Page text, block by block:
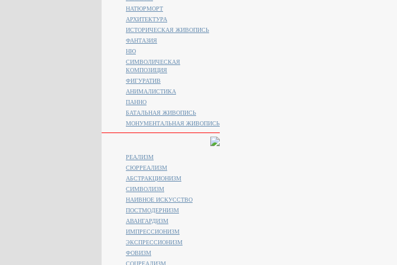
НАТЮРМОРТ
АРХИТЕКТУРА
ИСТОРИЧЕСКАЯ ЖИВОПИСЬ
ФАНТАЗИЯ
НЮ
СИМВОЛИЧЕСКАЯ
КОМПОЗИЦИЯ
ФИГУРАТИВ
АНИМАЛИСТИКA
ПАННО
БАТАЛЬНАЯ ЖИВОПИСЬ
МОНУМЕНТАЛЬНАЯ ЖИВОПИСЬ
РЕАЛИЗМ
СЮРРЕАЛИЗМ
АБСТРАКЦИОНИЗМ
СИМВОЛИЗМ
НАИВНОЕ ИСКУССТВО
ПОСТМОДЕРНИЗМ
АВАНГАРДИЗМ
ИМПРЕССИОНИЗМ
ЭКСПРЕССИОНИЗМ
ФОВИЗМ
СОЦРЕАЛИЗМ